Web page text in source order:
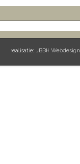
realisatie: JBBH Webdesign